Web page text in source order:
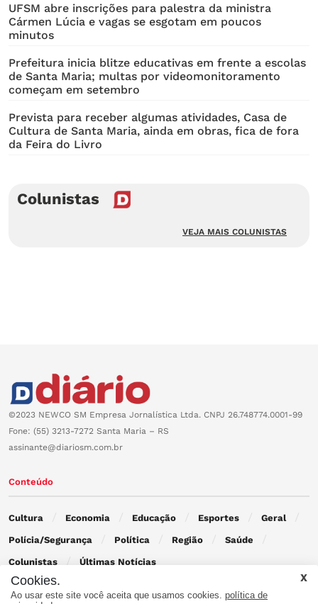
UFSM abre inscrições para palestra da ministra
Cármen Lúcia e vagas se esgotam em poucos
minutos
Prefeitura inicia blitze educativas em frente a escolas
de Santa Maria; multas por videomonitoramento
começam em setembro
Prevista para receber algumas atividades, Casa de
Cultura de Santa Maria, ainda em obras, fica de fora
da Feira do Livro
Colunistas
VEJA MAIS COLUNISTAS
©2023 NEWCO SM Empresa Jornalística Ltda. CNPJ 26.748774.0001-99
Fone: (55) 3213-7272 Santa Maria – RS
assinante@diariosm.com.br
Conteúdo
Cultura Economia Educação Esportes Geral
Polícia/Segurança Política Região Saúde
Colunistas Últimas Notícias
Contato
Cookies.
Ao usar este site você aceita que usamos cookies. política de